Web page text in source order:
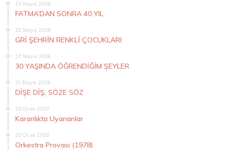
23 Mayıs 2026
FATMA’DAN SONRA 40 YIL
22 Mayıs 2026
GRİ ŞEHRİN RENKLİ ÇOCUKLARI
22 Mayıs 2026
30 YAŞINDA ÖĞRENDİĞİM ŞEYLER
21 Mayıs 2026
DİŞE DİŞ, SÖZE SÖZ
20 Ocak 2026
Karanlıkta Uyananlar
20 Ocak 2026
Orkestra Provası (1978)